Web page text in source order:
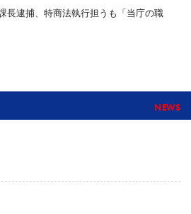
長逮捕、特商法執行担うも「当庁の職
NEWS